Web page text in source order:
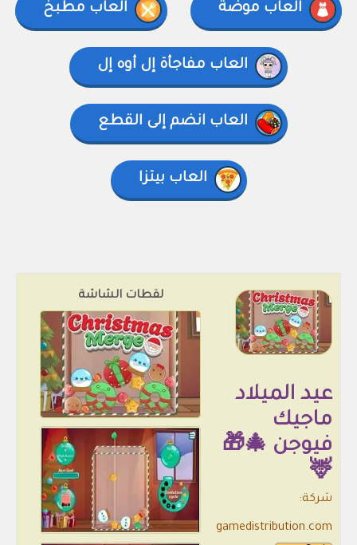
العاب موضة العاب مطبخ
العاب مفاجأة إل أوه إل
العاب انضم إلى القطع
العاب بيتزا
لقطات الشاشة
عيد الميلاد
ماجيك
فيوجن 🎄🎁
🦌
شركة:
gamedistribution.com